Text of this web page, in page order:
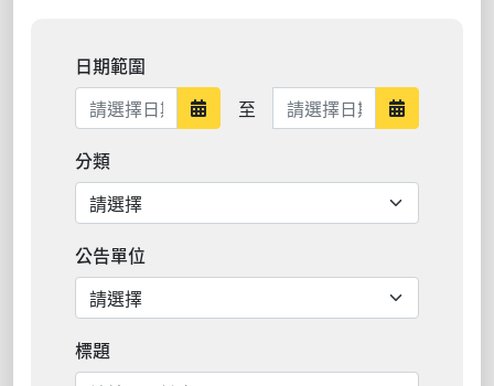
日期範圍
日期範圍開始
至 日期範圍結束 日期範圍
分類
公告單位
標題